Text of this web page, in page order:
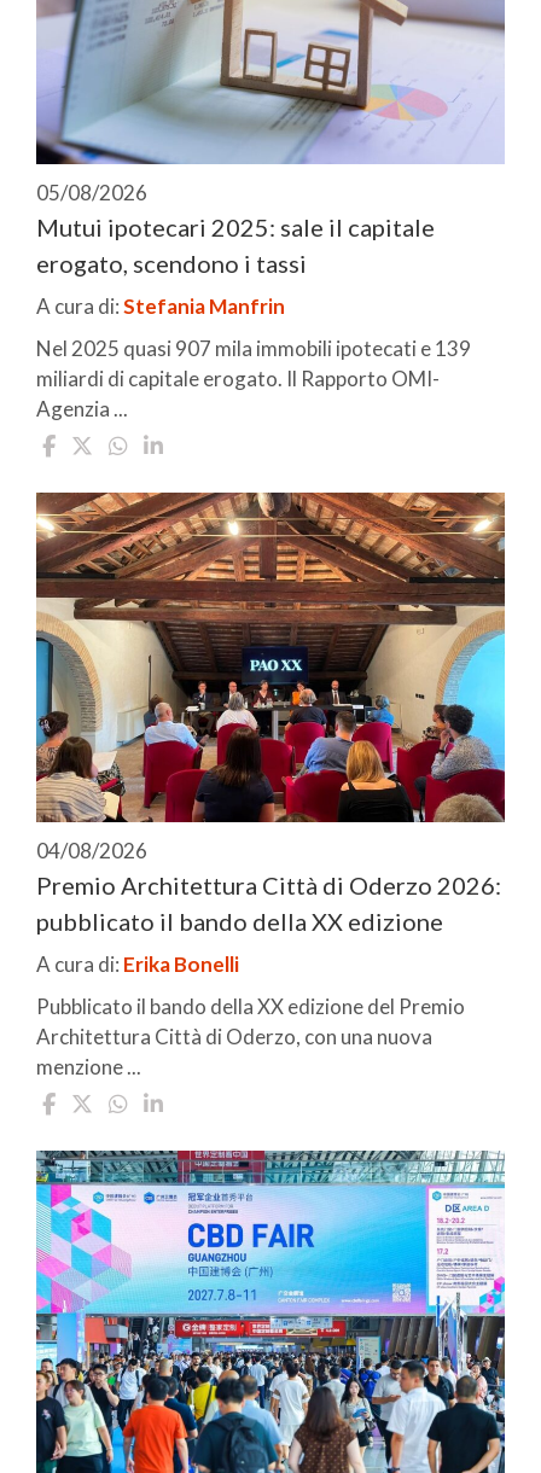
05/08/2026
Mutui ipotecari 2025: sale il capitale
erogato, scendono i tassi
A cura di:Stefania Manfrin
Nel 2025 quasi 907 mila immobili ipotecati e 139
miliardi di capitale erogato. Il Rapporto OMI-
Agenzia ...
04/08/2026
Premio Architettura Città di Oderzo 2026:
pubblicato il bando della XX edizione
A cura di: Erika Bonelli
Pubblicato il bando della XX edizione del Premio
Architettura Città di Oderzo, con una nuova
menzione ...